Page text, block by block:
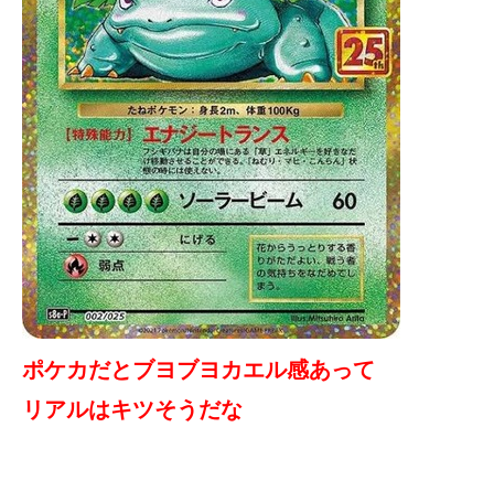
ポケカだとブヨブヨカエル感あって
リアルはキツそうだな